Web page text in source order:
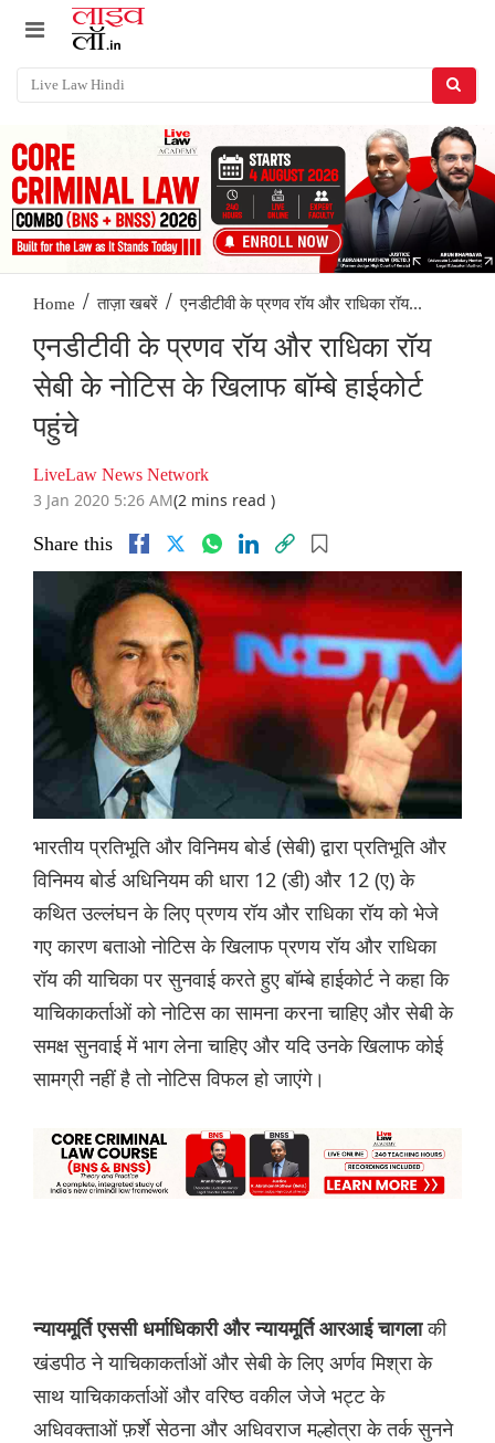
Home / ताज़ा खबरें / एनडीटीवी के प्रणव रॉय और राधिका रॉय...
एनडीटीवी के प्रणव रॉय और राधिका रॉय
सेबी के नोटिस के खिलाफ बॉम्बे हाईकोर्ट
पहुंचे
LiveLaw News Network
3 Jan 2020 5:26 AM(2 mins read )
Share this
भारतीय प्रतिभूति और विनिमय बोर्ड (सेबी) द्वारा प्रतिभूति और
विनिमय बोर्ड अधिनियम की धारा 12 (डी) और 12 (ए) के
कथित उल्लंघन के लिए प्रणय रॉय और राधिका रॉय को भेजे
गए कारण बताओ नोटिस के खिलाफ प्रणय रॉय और राधिका
रॉय की याचिका पर सुनवाई करते हुए बॉम्बे हाईकोर्ट ने कहा कि
याचिकाकर्ताओं को नोटिस का सामना करना चाहिए और सेबी के
समक्ष सुनवाई में भाग लेना चाहिए और यदि उनके खिलाफ कोई
सामग्री नहीं है तो नोटिस विफल हो जाएंगे।
न्यायमूर्ति एससी धर्माधिकारी और न्यायमूर्ति आरआई चागलाकी
खंडपीठ ने याचिकाकर्ताओं और सेबी के लिए अर्णव मिश्रा के
साथ याचिकाकर्ताओं और वरिष्ठ वकील जेजे भट्ट के
अधिवक्ताओं फ़र्शे सेठना और अधिवराज मल्होत्रा के तर्क सुनने